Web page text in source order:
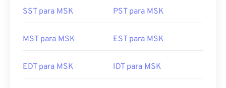
SST para MSK PST para MSK
MST para MSK EST para MSK
EDT para MSK IDT para MSK